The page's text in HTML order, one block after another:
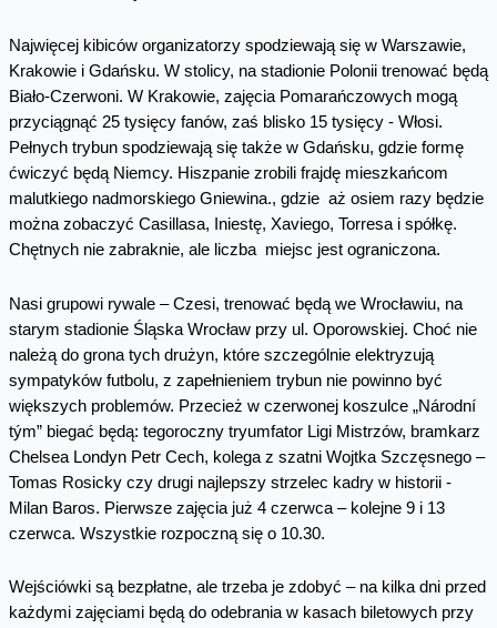
Najwięcej kibiców organizatorzy spodziewają się w Warszawie,
Krakowie i Gdańsku. W stolicy, na stadionie Polonii trenować będą
Biało-Czerwoni. W Krakowie, zajęcia Pomarańczowych mogą
przyciągnąć 25 tysięcy fanów, zaś blisko 15 tysięcy - Włosi.
Pełnych trybun spodziewają się także w Gdańsku, gdzie formę
ćwiczyć będą Niemcy. Hiszpanie zrobili frajdę mieszkańcom
malutkiego nadmorskiego Gniewina., gdzie aż osiem razy będzie
można zobaczyć Casillasa, Iniestę, Xaviego, Torresa i spółkę.
Chętnych nie zabraknie, ale liczba miejsc jest ograniczona.
Nasi grupowi rywale – Czesi, trenować będą we Wrocławiu, na
starym stadionie Śląska Wrocław przy ul. Oporowskiej. Choć nie
należą do grona tych drużyn, które szczególnie elektryzują
sympatyków futbolu, z zapełnieniem trybun nie powinno być
większych problemów. Przecież w czerwonej koszulce „Národní
tým” biegać będą: tegoroczny tryumfator Ligi Mistrzów, bramkarz
Chelsea Londyn Petr Cech, kolega z szatni Wojtka Szczęsnego –
Tomas Rosicky czy drugi najlepszy strzelec kadry w historii -
Milan Baros. Pierwsze zajęcia już 4 czerwca – kolejne 9 i 13
czerwca. Wszystkie rozpoczną się o 10.30.
Wejściówki są bezpłatne, ale trzeba je zdobyć – na kilka dni przed
każdymi zajęciami będą do odebrania w kasach biletowych przy